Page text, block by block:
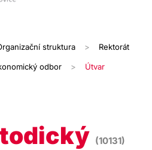
struktura Rektorát
odbor Útvar
(10131)